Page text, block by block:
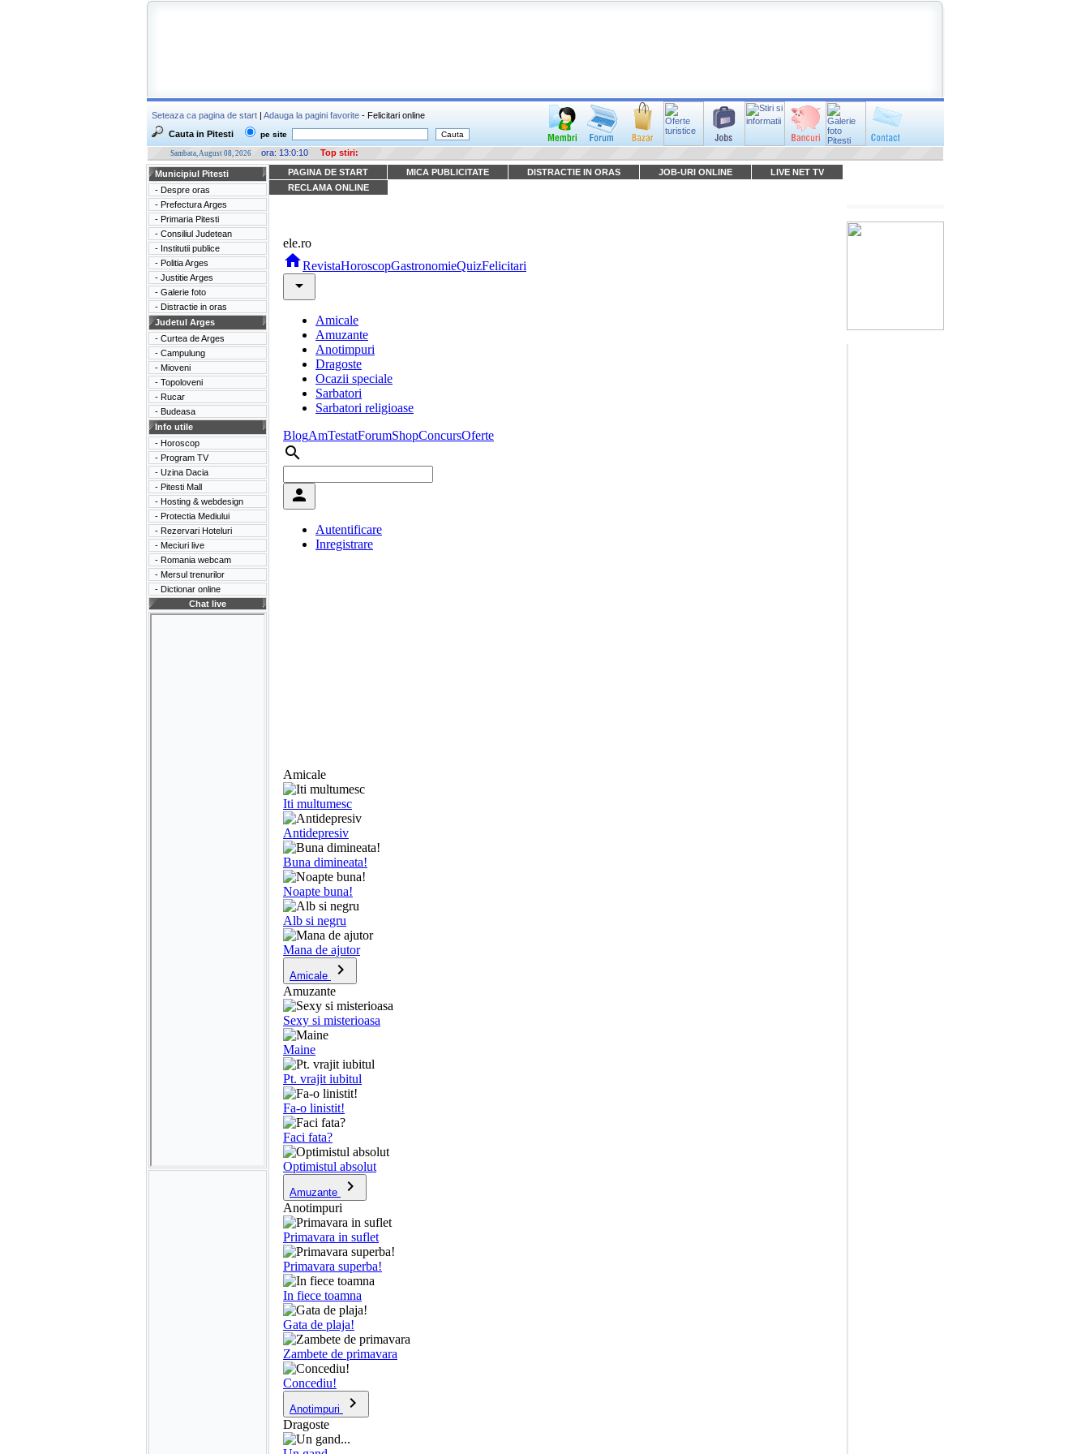
Seteaza ca pagina de start | Adauga la pagini favorite- Felicitari online
Cauta in Pitesti
pe site
Sambata, August 08, 2026 ora: 13:0:10 Top stiri:
Municipiul Pitesti
- Despre oras
- Prefectura Arges
- Primaria Pitesti
- Consiliul Judetean
- Institutii publice
- Politia Arges
- Justitie Arges
- Galerie foto
- Distractie in oras
Judetul Arges
- Curtea de Arges
- Campulung
- Mioveni
- Topoloveni
- Rucar
- Budeasa
Info utile
- Horoscop
- Program TV
- Uzina Dacia
- Pitesti Mall
- Hosting & webdesign
- Protectia Mediului
- Rezervari Hoteluri
- Meciuri live
- Romania webcam
- Mersul trenurilor
- Dictionar online
Chat live
PAGINA DE START MICA PUBLICITATE DISTRACTIE IN ORAS JOB-URI ONLINE
LIVE NET TV
RECLAMA ONLINE